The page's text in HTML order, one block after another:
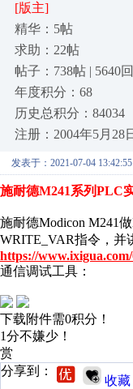
[版主]
精华：5帖
求助：22帖
帖子：738帖 | 5640回
年度积分：68
历史总积分：84034
注册：2004年5月28
发表于：2021-07-04 13:42:55
施耐德M241系列PLC
施耐德Modicon M241
WRITE_VAR指令，并
https://
通信调试工具：
下载附件需0积分！
1分不嫌少！
赏
分享到：
收藏